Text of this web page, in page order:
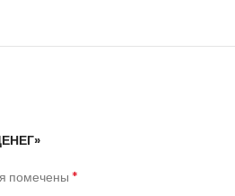
помечены *